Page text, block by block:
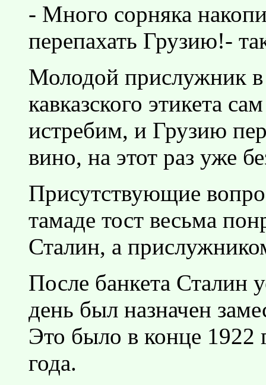
- Много сорняка
перепахать Грузию!-
Молодой прислужник в
кавказского этикета
истребим, и Грузию
вино, на этот раз уже
Присутствующие
тамаде тост весьма
Сталин, а
После банкета Сталин
день был назначен
Это было в конце 1922
года.